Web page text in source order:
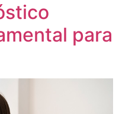
para